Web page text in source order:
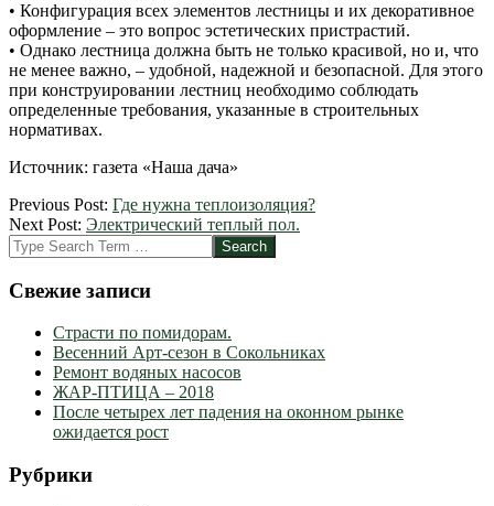
• Конфигурация всех элементов лестницы и их декоративное
оформление – это вопрос эстетических пристрастий.
• Однако лестница должна быть не только красивой, но и, что
не менее важно, – удобной, надежной и безопасной. Для этого
при конструировании лестниц необходимо соблюдать
определенные требования, указанные в строительных
нормативах.
Источник: газета «Наша дача»
2012-
03-
06
Previous Post: Где нужна теплоизоляция?
Next Post: Электрический теплый пол.
Search
Свежие записи
Страсти по помидорам.
Весенний Арт-сезон в Сокольниках
Ремонт водяных насосов
ЖАР-ПТИЦА – 2018
После четырех лет падения на оконном рынке
ожидается рост
Рубрики